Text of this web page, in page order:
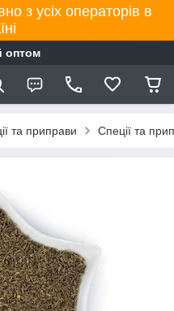
з усіх операторів в
оптом
та приправи Спеції та